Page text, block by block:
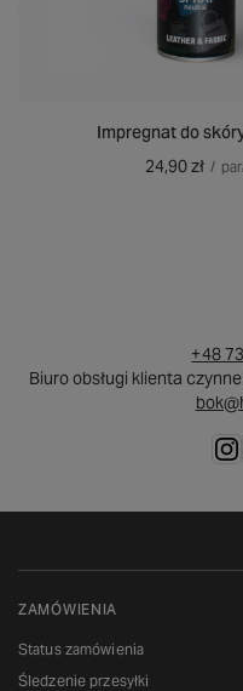
Impregnat do
24,90 zł /
+48
Biuro obsługi klienta
ZAMÓWIENIA
Status zamówienia
Śledzenie przesyłki